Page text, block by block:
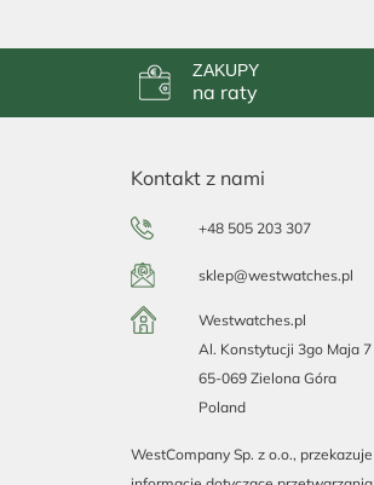
ZAKUPY
na raty
Kontakt z nami
+48 505 203 307
sklep@westwatches.pl
Westwatches.pl
Al. Konstytucji 3go Maja 7
65-069 Zielona Góra
Poland
WestCompany Sp. z o.o., przekazuje